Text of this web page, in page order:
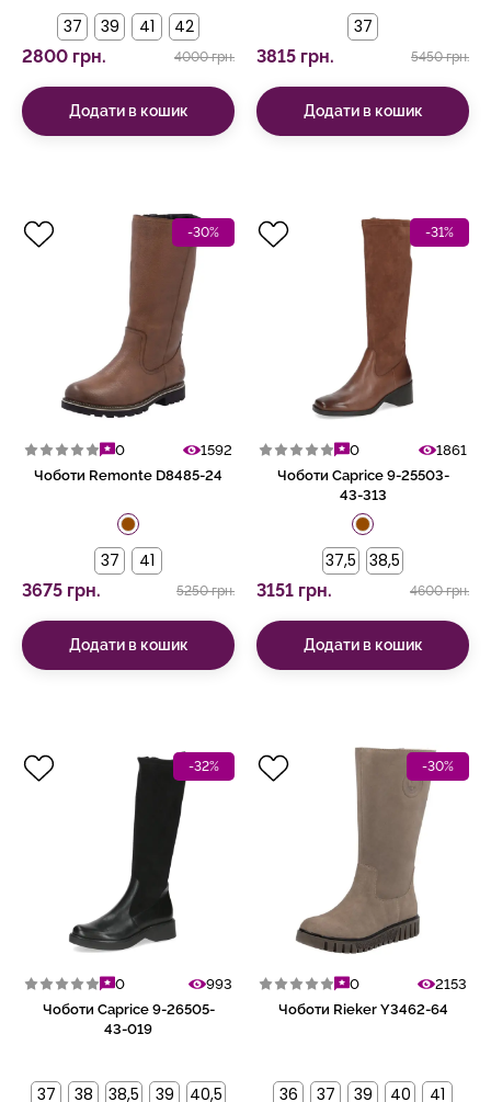
37 39 41 42
2800 грн. 4000 грн.
Додати в кошик
37
3815 грн. 5450 грн.
Додати в кошик
-30%
0
1592
Чоботи Remonte D8485-24
37 41
3675 грн. 5250 грн.
Додати в кошик
-31%
0
1861
Чоботи Caprice 9-25503-
43-313
37,5 38,5
3151 грн. 4600 грн.
Додати в кошик
-32%
0
993
Чоботи Caprice 9-26505-
43-019
37 38 38,5 39 40,5
-30%
0
2153
Чоботи Rieker Y3462-64
36 37 39 40 41